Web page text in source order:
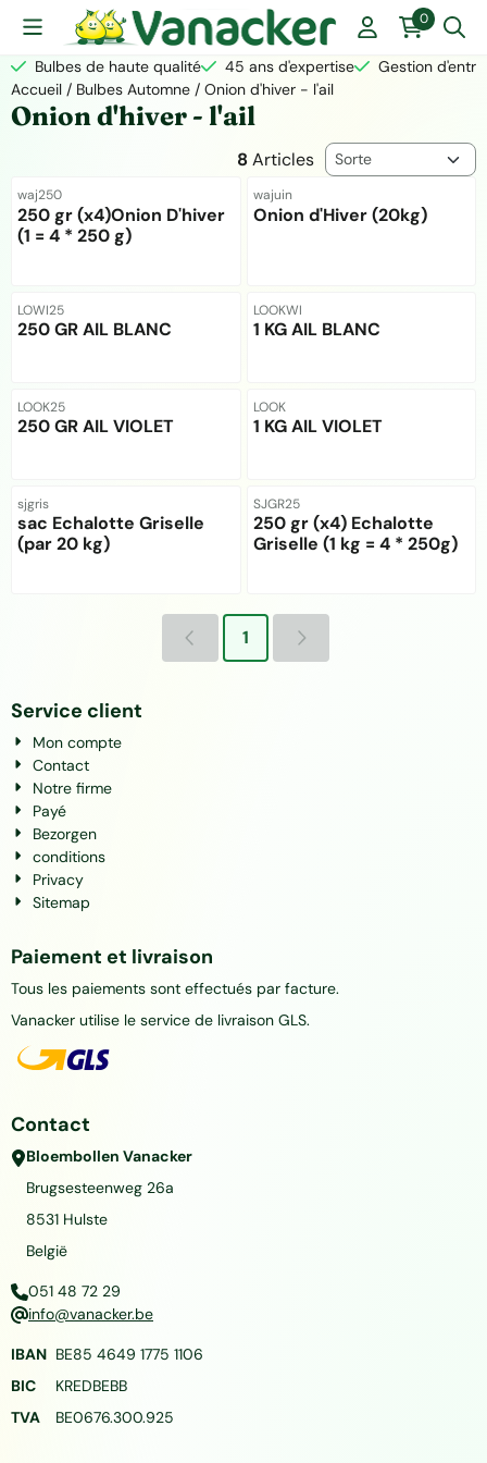
Les préférences de cookies sont actuellement fermées.
0
Bulbes de haute qualité 45 ans d'expertise
Gestion
Accueil / Bulbes Automne / Onion d'hiver - l'ail
Onion d'hiver - l'ail
8 Articles Méthode de tri
Référence
waj250
250 gr (x4)Onion D'hiver
(1 = 4 * 250 g)
Référence
wajuin
Onion d'Hiver (20kg)
Référence
LOWI25
250 GR AIL BLANC
Référence
LOOKWI
1 KG AIL BLANC
Référence
LOOK25
250 GR AIL VIOLET
Référence
LOOK
1 KG AIL VIOLET
Référence
sjgris
sac Echalotte Griselle
(par 20 kg)
Référence
SJGR25
250 gr (x4) Echalotte
Griselle (1 kg = 4 * 250g)
1
Service client
Mon compte
Contact
Notre firme
Payé
Bezorgen
conditions
Privacy
Sitemap
Paiement et livraison
Tous les paiements sont effectués par facture.
Vanacker utilise le service de livraison GLS.
Contact
Bloembollen Vanacker
Brugsesteenweg 26a
8531 Hulste
België
051 48 72 29
info@vanacker.be
IBAN BE85 4649 1775 1106
BIC
KREDBEBB
TVA
BE0676.300.925